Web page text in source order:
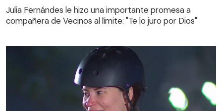
compañera de Vecinos al límite: "Te lo juro por Dios"
Julia Fernándes le hizo una importante promesa a
compañera de Vecinos al límite: "Te lo juro por Dios"